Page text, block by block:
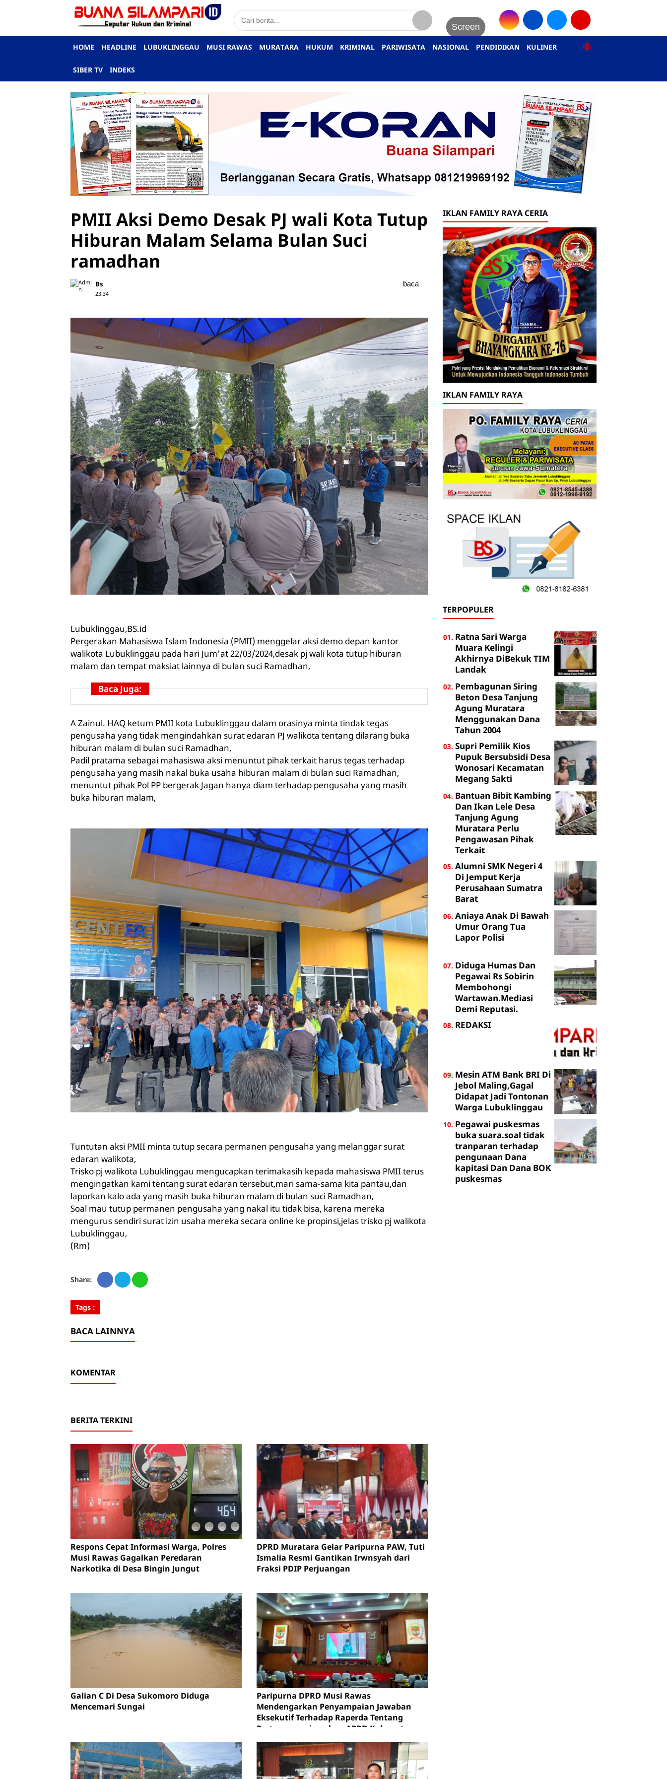
Screen
HOME HEADLINE LUBUKLINGGAU MUSI RAWAS MURATARA HUKUM KRIMINAL PARIWISATA NASIONAL PENDIDIKAN KULINER
SIBER TV INDEKS
PMII Aksi Demo Desak PJ wali Kota Tutup
Hiburan Malam Selama Bulan Suci
ramadhan
Bs
23.34
baca
Lubuklinggau,BS.id
Pergerakan Mahasiswa Islam Indonesia (PMII) menggelar aksi demo depan kantor
walikota Lubuklinggau pada hari Jum'at 22/03/2024,desak pj wali kota tutup hiburan
malam dan tempat maksiat lainnya di bulan suci Ramadhan,
Baca Juga:
A Zainul. HAQ ketum PMII kota Lubuklinggau dalam orasinya minta tindak tegas
pengusaha yang tidak mengindahkan surat edaran PJ walikota tentang dilarang buka
hiburan malam di bulan suci Ramadhan,
Padil pratama sebagai mahasiswa aksi menuntut pihak terkait harus tegas terhadap
pengusaha yang masih nakal buka usaha hiburan malam di bulan suci Ramadhan,
menuntut pihak Pol PP bergerak Jagan hanya diam terhadap pengusaha yang masih
buka hiburan malam,
Tuntutan aksi PMII minta tutup secara permanen pengusaha yang melanggar surat
edaran walikota,
Trisko pj walikota Lubuklinggau mengucapkan terimakasih kepada mahasiswa PMII terus
mengingatkan kami tentang surat edaran tersebut,mari sama-sama kita pantau,dan
laporkan kalo ada yang masih buka hiburan malam di bulan suci Ramadhan,
Soal mau tutup permanen pengusaha yang nakal itu tidak bisa, karena mereka
mengurus sendiri surat izin usaha mereka secara online ke propinsi,jelas trisko pj walikota
Lubuklinggau,
(Rm)
Share:
Tags :
BACA LAINNYA
KOMENTAR
BERITA TERKINI
Respons Cepat Informasi Warga, Polres
Musi Rawas Gagalkan Peredaran
Narkotika di Desa Bingin Jungut
DPRD Muratara Gelar Paripurna PAW, Tuti
Ismalia Resmi Gantikan Irwnsyah dari
Fraksi PDIP Perjuangan
Galian C Di Desa Sukomoro Diduga
Mencemari Sungai
Paripurna DPRD Musi Rawas
Mendengarkan Penyampaian Jawaban
Eksekutif Terhadap Raperda Tentang
Pertanggungjawaban APBD Kabupaten
Musi Rawas Tahun Anggaran 2025.
IKLAN FAMILY RAYA CERIA
IKLAN FAMILY RAYA
TERPOPULER
Ratna Sari Warga
Muara Kelingi
Akhirnya DiBekuk TIM
Landak
Pembagunan Siring
Beton Desa Tanjung
Agung Muratara
Menggunakan Dana
Tahun 2004
Supri Pemilik Kios
Pupuk Bersubsidi Desa
Wonosari Kecamatan
Megang Sakti
Bantuan Bibit Kambing
Dan Ikan Lele Desa
Tanjung Agung
Muratara Perlu
Pengawasan Pihak
Terkait
Alumni SMK Negeri 4
Di Jemput Kerja
Perusahaan Sumatra
Barat
Aniaya Anak Di Bawah
Umur Orang Tua
Lapor Polisi
Diduga Humas Dan
Pegawai Rs Sobirin
Membohongi
Wartawan.Mediasi
Demi Reputasi.
REDAKSI
Mesin ATM Bank BRI Di
Jebol Maling,Gagal
Didapat Jadi Tontonan
Warga Lubuklinggau
Pegawai puskesmas
buka suara.soal tidak
tranparan terhadap
pengunaan Dana
kapitasi Dan Dana BOK
puskesmas